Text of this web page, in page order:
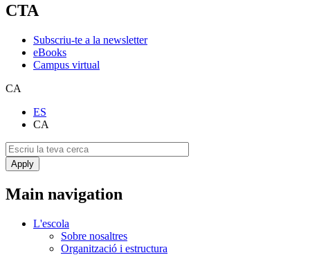
CTA
Subscriu-te a la newsletter
eBooks
Campus virtual
CA
ES
CA
Main navigation
L'escola
Sobre nosaltres
Organització i estructura